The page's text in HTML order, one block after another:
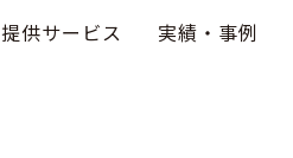
提供サービス 実績・事例